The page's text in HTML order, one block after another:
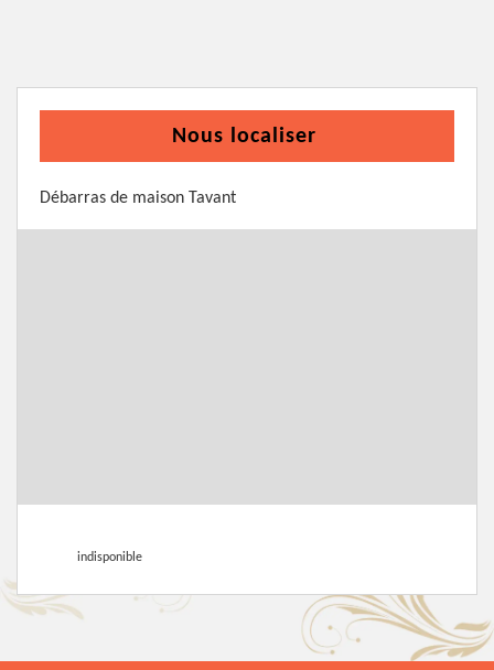
Nous localiser
Débarras de maison Tavant
indisponible